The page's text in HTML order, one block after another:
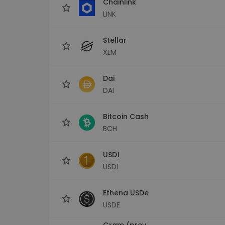
LINK
Stellar
XLM
Dai
DAI
Bitcoin Cash
BCH
USD1
USD1
Ethena USDe
USDE